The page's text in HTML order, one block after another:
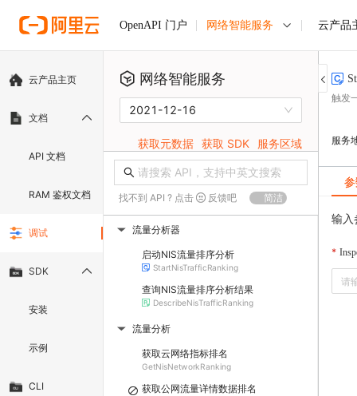
OpenAPI 门户 网络智能服务 云产品
云产品主页
文档
API 文档
RAM 鉴权文档
调试
SDK
安装
示例
CLI
网络智能服务
2021-12-16
获取元数据 获取 SDK 服务区域
找不到 API ? 点击 反馈吧 简洁
▶ 流量分析器
启动NIS流量排序分析
StartNisTrafficRanking
查询NIS流量排序分析结果
DescribeNisTrafficRanking
▶ 流量分析
获取云网络指标排名
GetNisNetworkRanking
获取公网流量详情数据排名
触发
服务
输入